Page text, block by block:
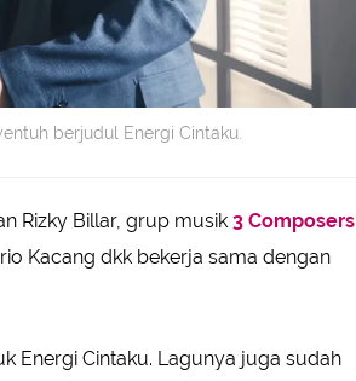
berjudul Energi Cintaku.
Rizky Billar, grup musik 3 Composers
Kacang dkk bekerja sama dengan
Energi Cintaku. Lagunya juga sudah